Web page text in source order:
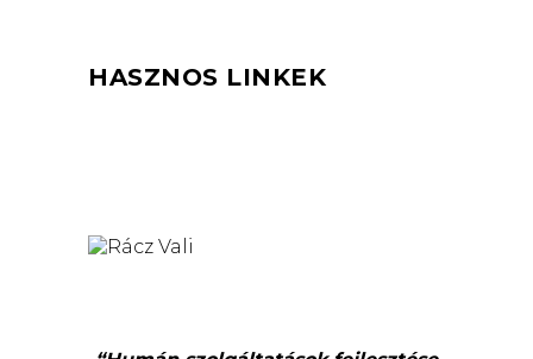
HASZNOS LINKEK